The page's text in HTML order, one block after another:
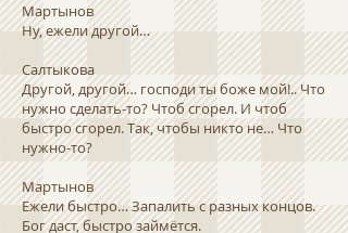
Мартынов
Ну, ежели другой…
Салтыкова
Другой, другой… господи ты боже мой!.. Что
нужно сделать-то? Чтоб сгорел. И чтоб
быстро сгорел. Так, чтобы никто не… Что
нужно-то?
Мартынов
Ежели быстро… Запалить с разных концов.
Бог даст, быстро займётся.